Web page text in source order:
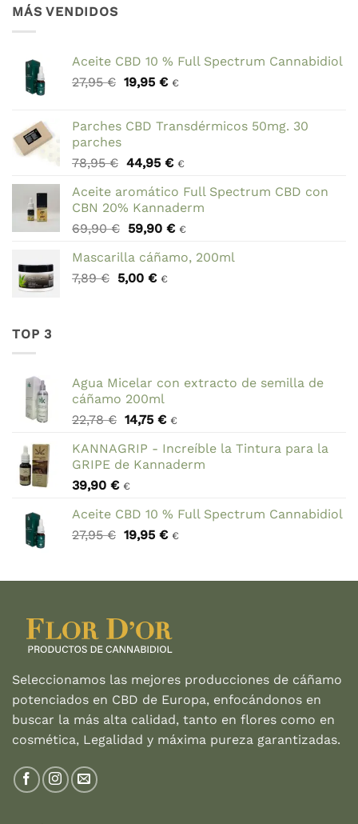
MÁS VENDIDOS
Aceite CBD 10 % Full Spectrum Cannabidiol
27,95€ El
era:
19,95 €El
es:
€
Parches CBD Transdérmicos 50mg. 30
parches
78,95€ El
original
era:
78,95 €.
44,95 €El
actual
es:
44,95 €.
€
Aceite aromático Full Spectrum CBD con
CBN 20% Kannaderm
69,90€ El
original
era:
59,90 €El
actual
€
Mascarilla cáñamo, 200ml
7,89€ El
5,00 €El
€
TOP 3
Agua Micelar con extracto de semilla de
cáñamo 200ml
22,78€ El
original
era:
22,78 €.
14,75 €El
actual
es:
€
KANNAGRIP - Increíble la Tintura para la
GRIPE de Kannaderm
39,90 € €
Aceite CBD 10 % Full Spectrum Cannabidiol
27,95€ El
era:
19,95 €El
es:
€
Seleccionamos las mejores producciones de cáñamo
potenciados en CBD de Europa, enfocándonos en
buscar la más alta calidad, tanto en flores como en
cosmética, Legalidad y máxima pureza garantizadas.